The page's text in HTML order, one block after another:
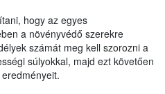
hogy az egyes
a növényvédő szerekre
számát meg kell szorozni a
súlyokkal, majd ezt követően